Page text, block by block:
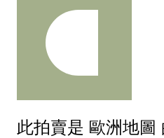
此拍賣是 歐洲地圖